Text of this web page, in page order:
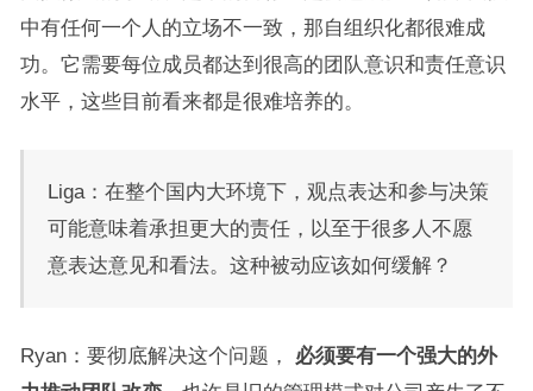
中有任何一个人的立场不一致，那自组织化都很难成
功。它需要每位成员都达到很高的团队意识和责任意识
水平，这些目前看来都是很难培养的。
Liga：在整个国内大环境下，观点表达和参与决策
可能意味着承担更大的责任，以至于很多人不愿
意表达意见和看法。这种被动应该如何缓解？
Ryan：要彻底解决这个问题， 必须要有一个强大的外